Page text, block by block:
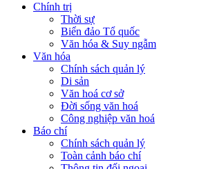
Chính trị
Thời sự
Biển đảo Tổ quốc
Văn hóa & Suy ngẫm
Văn hóa
Chính sách quản lý
Di sản
Văn hoá cơ sở
Đời sống văn hoá
Công nghiệp văn hoá
Báo chí
Chính sách quản lý
Toàn cảnh báo chí